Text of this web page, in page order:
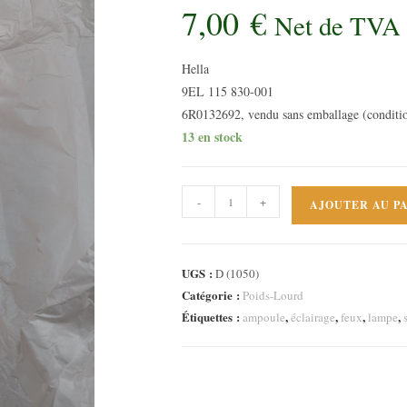
7,00 € Net de TVA
Hella
9EL 115 830-001
6R0132692, vendu sans emballage
13 en stock
de
NG
- + AJOUTER AU
UGS : D (1050)
Catégorie : Poids-Lourd
Étiquettes : ampoule,éclairage,feux, lampe,